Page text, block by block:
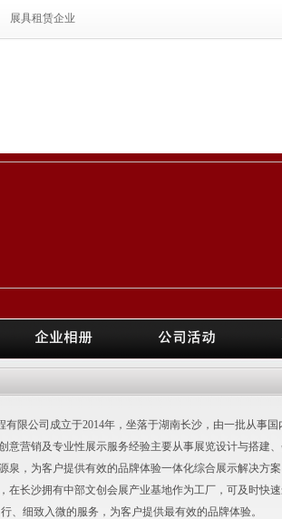
展具租赁企业
限公司成立于2014年，坐落于湖南长沙，由一批从事
意营销及专业性展示服务经验主要从事展览设计与搭建
泉，为客户提供有效的品牌体验一体化综合展示解决方
在长沙拥有中部文创会展产业基地作为工厂，可及时快
、细致入微的服务，为客户提供最有效的品牌体验。